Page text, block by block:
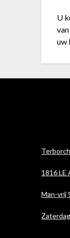
U
uw
1816 LE
Man-vrij